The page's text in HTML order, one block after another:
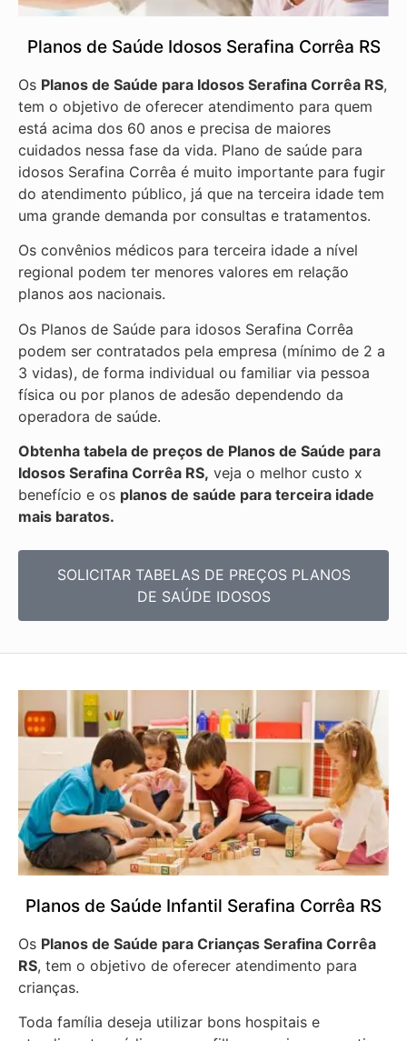
Planos de Saúde Idosos Serafina Corrêa RS
Os Planos de Saúde para Idosos Serafina Corrêa RS,
tem o objetivo de oferecer atendimento para quem
está acima dos 60 anos e precisa de maiores
cuidados nessa fase da vida. Plano de saúde para
idosos Serafina Corrêa é muito importante para fugir
do atendimento público, já que na terceira idade tem
uma grande demanda por consultas e tratamentos.
Os convênios médicos para terceira idade a nível
regional podem ter menores valores em relação
planos aos nacionais.
Os Planos de Saúde para idosos Serafina Corrêa
podem ser contratados pela empresa (mínimo de 2 a
3 vidas), de forma individual ou familiar via pessoa
física ou por planos de adesão dependendo da
operadora de saúde.
Obtenha tabela de preços de Planos de Saúde para
Idosos Serafina Corrêa RS, veja o melhor custo x
benefício e os planos de saúde para terceira idade
mais baratos.
SOLICITAR TABELAS DE PREÇOS PLANOS
DE SAÚDE IDOSOS
Planos de Saúde Infantil Serafina Corrêa RS
Os Planos de Saúde para Crianças Serafina Corrêa
RS, tem o objetivo de oferecer atendimento para
crianças.
Toda família deseja utilizar bons hospitais e